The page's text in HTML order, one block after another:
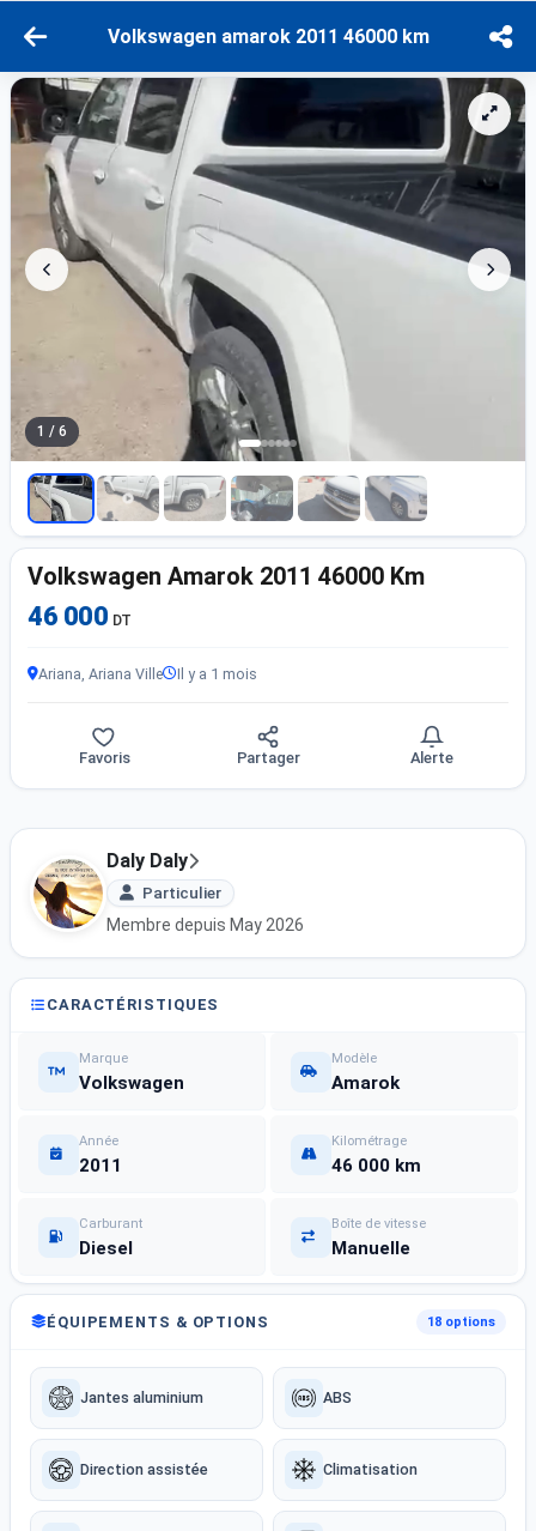
Volkswagen amarok 2011 46000 km
1 / 6
Volkswagen Amarok 2011 46000 Km
46 000 DT
Ariana, Ariana Ville Il y a 1 mois
Favoris Partager Alerte
Daly Daly
Particulier
Membre depuis May 2026
CARACTÉRISTIQUES
Marque
Volkswagen
Modèle
Amarok
Année
2011
Kilométrage
46 000 km
Carburant
Diesel
Boîte de vitesse
Manuelle
ÉQUIPEMENTS & OPTIONS 18 options
Jantes aluminium ABS
Direction assistée Climatisation